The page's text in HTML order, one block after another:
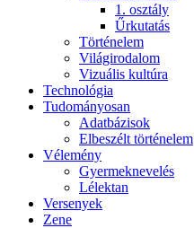
1. osztály
Űrkutatás
Történelem
Világirodalom
Vizuális kultúra
Technológia
Tudományosan
Adatbázisok
Elbeszélt történelem
Vélemény
Gyermeknevelés
Lélektan
Versenyek
Zene